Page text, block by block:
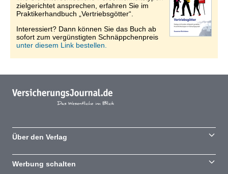
zielgerichtet ansprechen, erfahren Sie im
Praktikerhandbuch „Vertriebsgötter“.
Interessiert? Dann können Sie das Buch ab
sofort zum vergünstigten Schnäppchenpreis
unter diesem Link bestellen.
Über den Verlag
Werbung schalten